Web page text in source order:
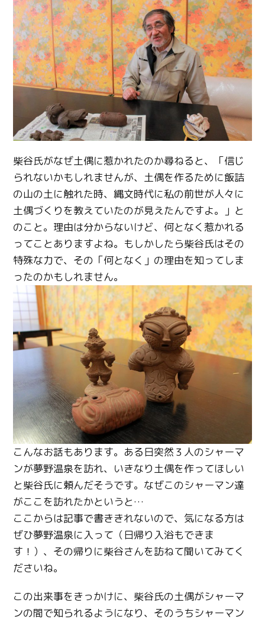
柴谷氏がなぜ土偶に惹かれたのか尋ねると、「信じ
られないかもしれませんが、土偶を作るために飯詰
の山の土に触れた時、縄文時代に私の前世が人々に
土偶づくりを教えていたのが見えたんですよ。」と
のこと。理由は分からないけど、何となく惹かれる
ってことありますよね。もしかしたら柴谷氏はその
特殊な力で、その「何となく」の理由を知ってしま
ったのかもしれません。
こんなお話もあります。ある日突然３人のシャーマ
ンが夢野温泉を訪れ、いきなり土偶を作ってほしい
と柴谷氏に頼んだそうです。なぜこのシャーマン達
がここを訪れたかというと…
ここからは記事で書ききれないので、気になる方は
ぜひ夢野温泉に入って（日帰り入浴もできま
す！）、その帰りに柴谷さんを訪ねて聞いてみてく
ださいね。
この出来事をきっかけに、柴谷氏の土偶がシャーマ
ンの間で知られるようになり、そのうちシャーマン